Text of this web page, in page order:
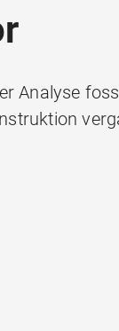
Analyse